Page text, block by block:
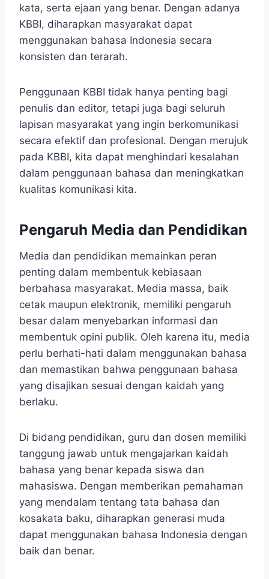
kata, serta ejaan yang benar. Dengan adanya
KBBI, diharapkan masyarakat dapat
menggunakan bahasa Indonesia secara
konsisten dan terarah.
Penggunaan KBBI tidak hanya penting bagi
penulis dan editor, tetapi juga bagi seluruh
lapisan masyarakat yang ingin berkomunikasi
secara efektif dan profesional. Dengan merujuk
pada KBBI, kita dapat menghindari kesalahan
dalam penggunaan bahasa dan meningkatkan
kualitas komunikasi kita.
Pengaruh Media dan Pendidikan
Media dan pendidikan memainkan peran
penting dalam membentuk kebiasaan
berbahasa masyarakat. Media massa, baik
cetak maupun elektronik, memiliki pengaruh
besar dalam menyebarkan informasi dan
membentuk opini publik. Oleh karena itu, media
perlu berhati-hati dalam menggunakan bahasa
dan memastikan bahwa penggunaan bahasa
yang disajikan sesuai dengan kaidah yang
berlaku.
Di bidang pendidikan, guru dan dosen memiliki
tanggung jawab untuk mengajarkan kaidah
bahasa yang benar kepada siswa dan
mahasiswa. Dengan memberikan pemahaman
yang mendalam tentang tata bahasa dan
kosakata baku, diharapkan generasi muda
dapat menggunakan bahasa Indonesia dengan
baik dan benar.